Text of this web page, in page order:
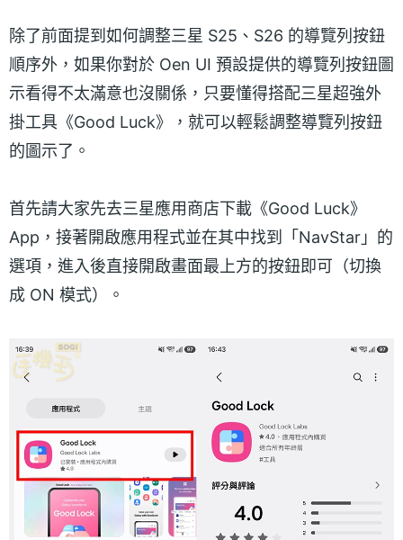
除了前面提到如何調整三星 S25、S26 的導覽列按鈕
順序外，如果你對於 Oen UI 預設提供的導覽列按鈕圖
示看得不太滿意也沒關係，只要懂得搭配三星超強外
掛工具《Good Luck》，就可以輕鬆調整導覽列按鈕
的圖示了。
首先請大家先去三星應用商店下載《Good Luck》
App，接著開啟應用程式並在其中找到「NavStar」的
選項，進入後直接開啟畫面最上方的按鈕即可（切換
成 ON 模式）。